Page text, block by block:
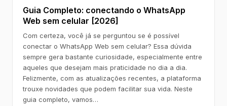
Guia Completo: conectando o WhatsApp
Web sem celular [2026]
Com certeza, você já se perguntou se é possível
conectar o WhatsApp Web sem celular? Essa dúvida
sempre gera bastante curiosidade, especialmente entre
aqueles que desejam mais praticidade no dia a dia.
Felizmente, com as atualizações recentes, a plataforma
trouxe novidades que podem facilitar sua vida. Neste
guia completo, vamos…